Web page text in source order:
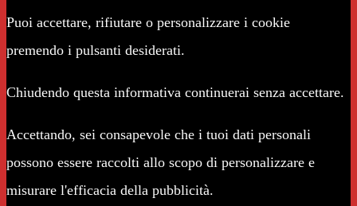
Puoi accettare, rifiutare o personalizzare i cookie
premendo i pulsanti desiderati.
Chiudendo questa informativa continuerai senza accettare.
Accettando, sei consapevole che i tuoi dati personali
possono essere raccolti allo scopo di personalizzare e
misurare l'efficacia della pubblicità.